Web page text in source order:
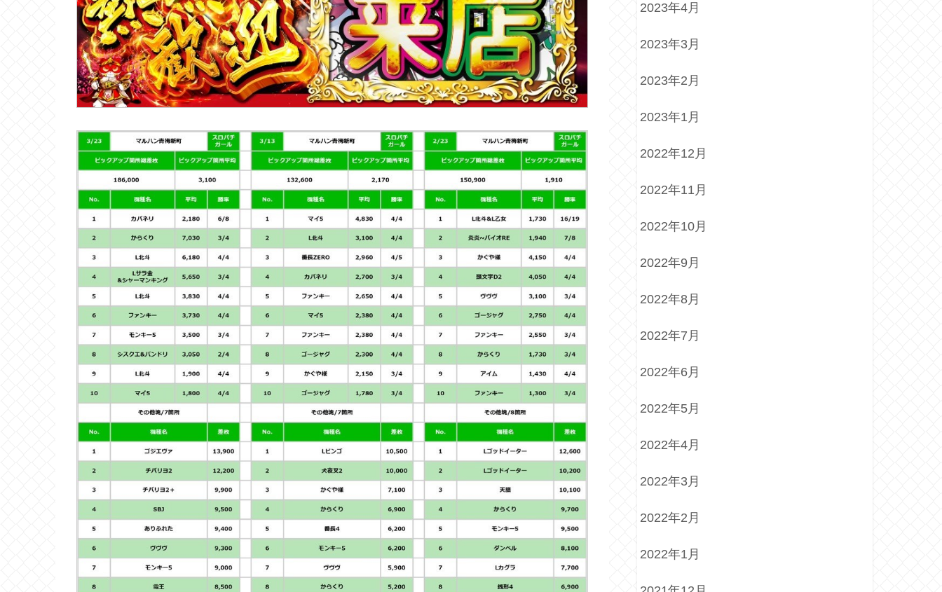
2023年4月
2023年3月
2023年2月
2023年1月
2022年12月
2022年11月
2022年10月
2022年9月
2022年8月
2022年7月
2022年6月
2022年5月
2022年4月
2022年3月
2022年2月
2022年1月